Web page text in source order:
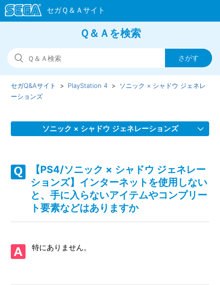
Ｑ＆Ａを検索
セガQ&Aサイト PlayStation 4
ソニック × シャドウ ジェネレ
ーションズ
ソニック × シャドウ ジェネレーションズ
ーナススキルポイント(ソニック ジェネレーションズ）」が
反映されていません
【PS4/ソニック × シャドウ ジェネレーションズ】Steam／
Epic Games Store 版の問い合わせ先はどこですか
能に対応していますか（制限されている機能はありますか）
【PS4/ソニック × シャドウ ジェネレー
ションズ】インターネットを使用しない
と、手に入らないアイテムやコンプリー
ト要素などはありますか
特にありません。